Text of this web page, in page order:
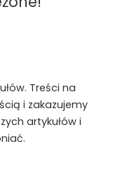
Treści na
i zakazujemy
artykułów i